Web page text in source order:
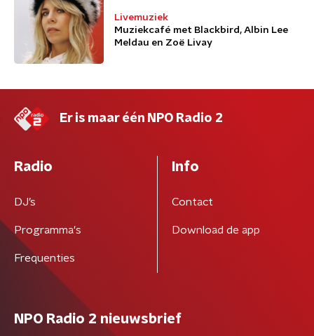
Livemuziek
Muziekcafé met Blackbird, Albin Lee
Meldau en Zoë Livay
Er is maar één NPO Radio 2
Radio
DJ’s
Programma's
Frequenties
Info
Contact
Download de app
NPO Radio 2 nieuwsbrief